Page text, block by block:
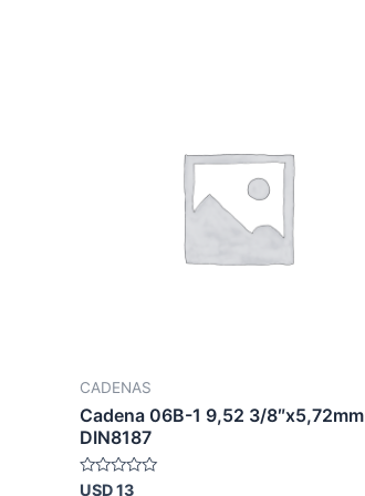
CADENAS
Cadena 06B-1 9,52 3/8″x5,72mm
DIN8187
Valorado
USD13